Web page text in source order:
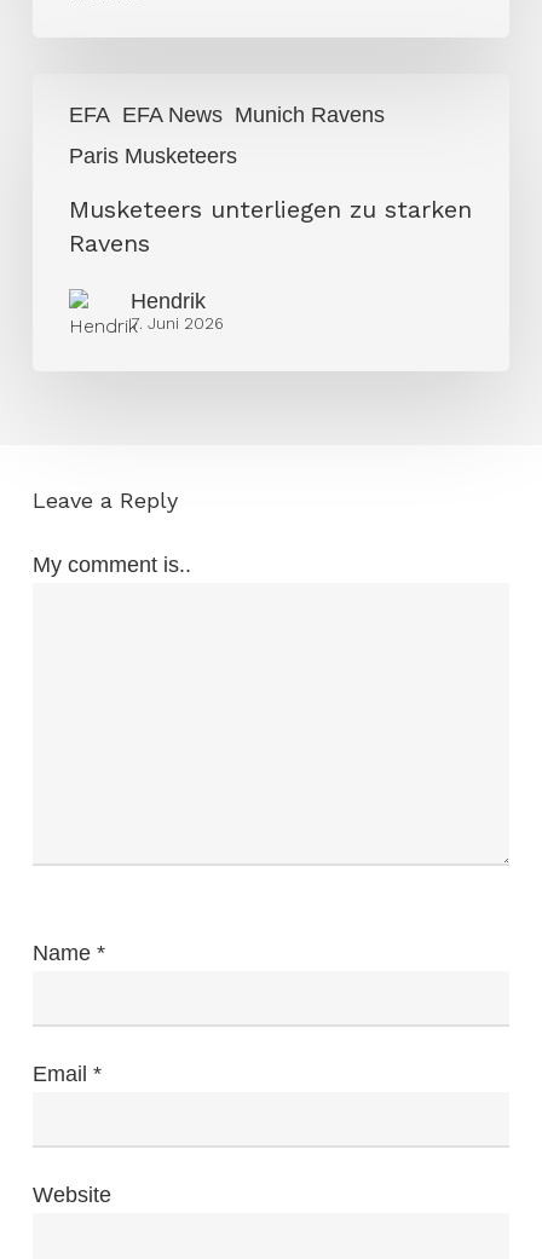
EFA EFA News Munich Ravens
Paris Musketeers
unterliegen
Musketeers unterliegen zu starken
Ravens
Hendrik
7. Juni 2026
Leave a Reply
My comment is..
Name *
Email *
Website